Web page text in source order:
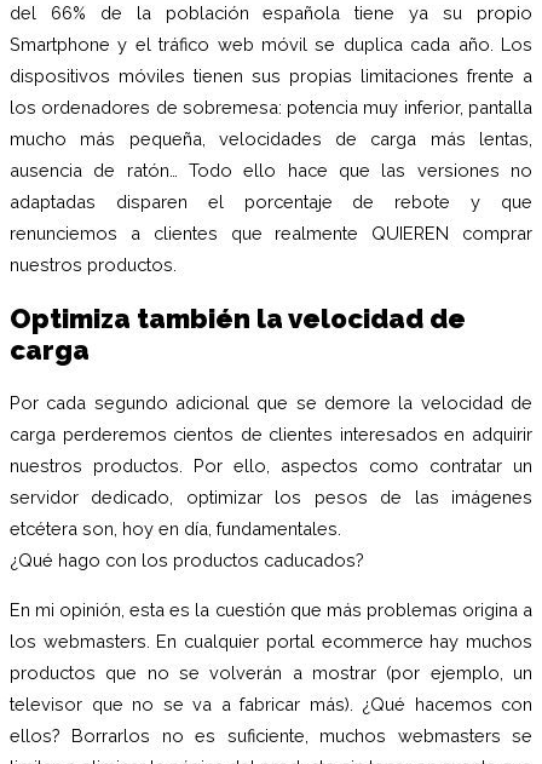
del 66% de la población española tiene ya su propio
Smartphone y el tráfico web móvil se duplica cada año. Los
dispositivos móviles tienen sus propias limitaciones frente a
los ordenadores de sobremesa: potencia muy inferior, pantalla
mucho más pequeña, velocidades de carga más lentas,
ausencia de ratón… Todo ello hace que las versiones no
adaptadas disparen el porcentaje de rebote y que
renunciemos a clientes que realmente QUIEREN comprar
nuestros productos.
Optimiza también la velocidad de
carga
Por cada segundo adicional que se demore la velocidad de
carga perderemos cientos de clientes interesados en adquirir
nuestros productos. Por ello, aspectos como contratar un
servidor dedicado, optimizar los pesos de las imágenes
etcétera son, hoy en día, fundamentales.
¿Qué hago con los productos caducados?
En mi opinión, esta es la cuestión que más problemas origina a
los webmasters. En cualquier portal ecommerce hay muchos
productos que no se volverán a mostrar (por ejemplo, un
televisor que no se va a fabricar más). ¿Qué hacemos con
ellos? Borrarlos no es suficiente, muchos webmasters se